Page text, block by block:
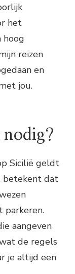
het
hoog
reizen
en
jou.
nodig?
Sicilië geldt
betekent dat
parkeren.
aangeven
de regels
je altijd een